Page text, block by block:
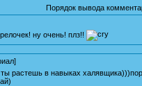
Порядок вывода
ну очень! плз!!
]
ты растешь в навыках